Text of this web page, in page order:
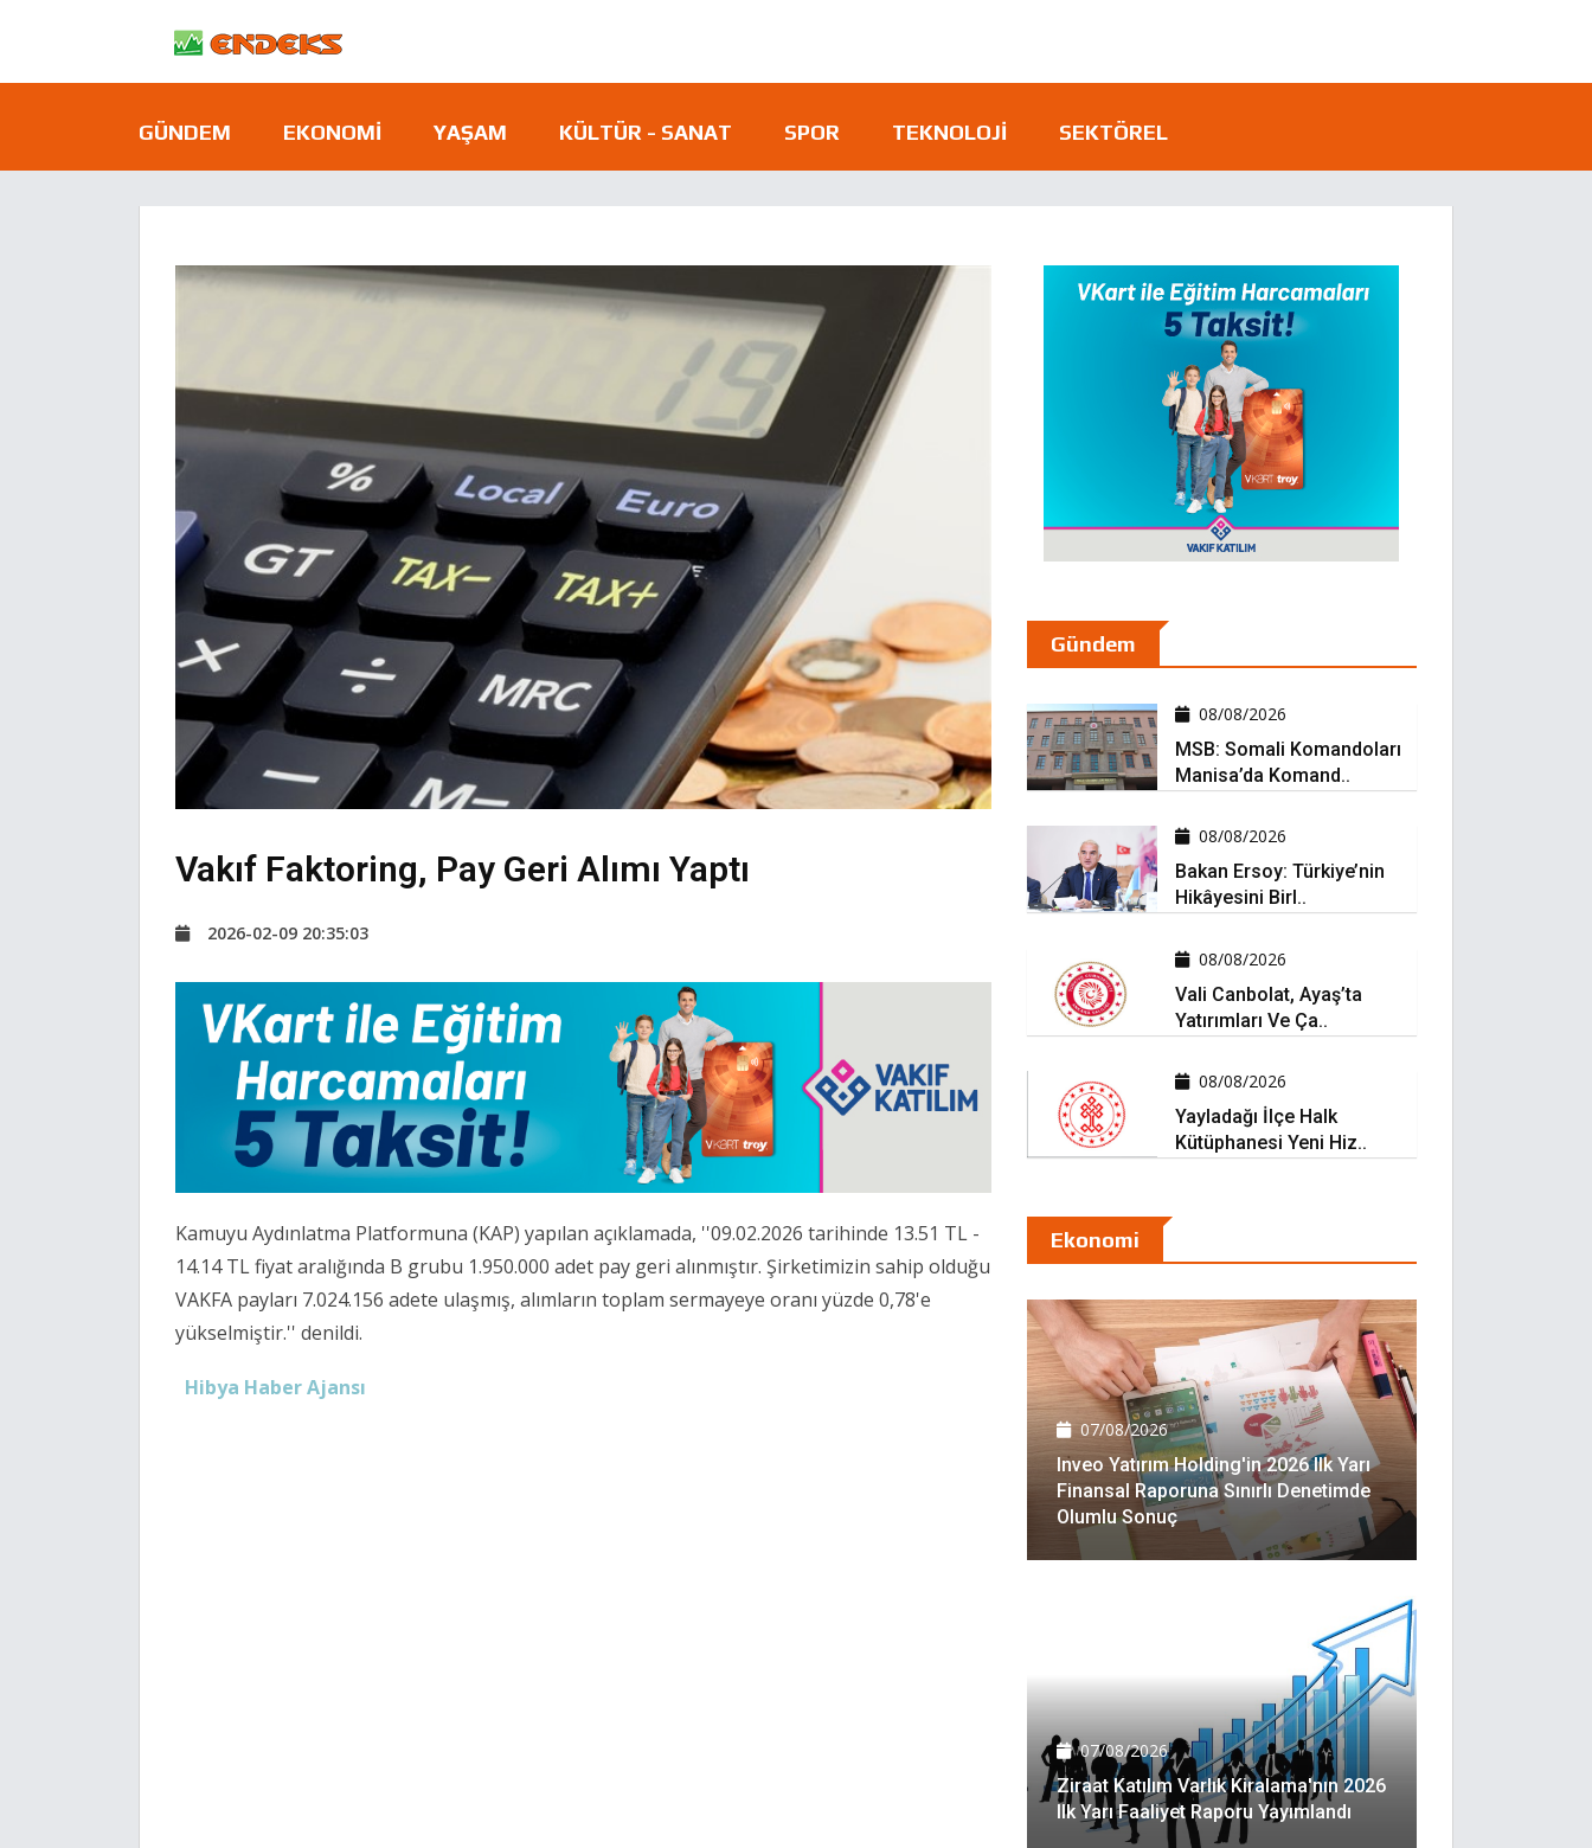
GÜNDEM EKONOMI YAŞAM KÜLTÜR - SANAT SPOR TEKNOLOJI SEKTÖREL
Vakıf Faktoring, Pay Geri Alımı Yaptı
2026-02-09 20:35:03
Kamuyu Aydınlatma Platformuna (KAP) yapılan açıklamada, ''09.02.2026 tarihinde 13.51 TL -
14.14 TL fiyat aralığında B grubu 1.950.000 adet pay geri alınmıştır. Şirketimizin sahip olduğu
VAKFA payları 7.024.156 adete ulaşmış, alımların toplam sermayeye oranı yüzde 0,78'e
yükselmiştir.'' denildi.
Hibya Haber Ajansı
Gündem
08/08/2026
MSB: Somali Komandoları
Manisa’da Komand..
08/08/2026
Bakan Ersoy: Türkiye’nin
Hikâyesini Birl..
08/08/2026
Vali Canbolat, Ayaş’ta
Yatırımları Ve Ça..
08/08/2026
Yayladağı İlçe Halk
Kütüphanesi Yeni Hiz..
Ekonomi
07/08/2026
Inveo Yatırım Holding'in 2026 Ilk Yarı
Finansal Raporuna Sınırlı Denetimde
Olumlu Sonuç
07/08/2026
Ziraat Katılım Varlık Kiralama'nın 2026
Ilk Yarı Faaliyet Raporu Yayımlandı